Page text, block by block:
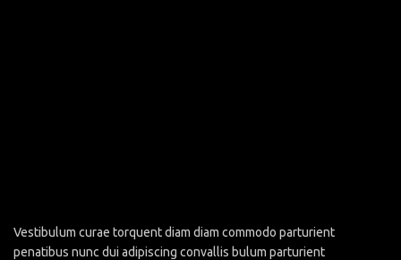
Vestibulum curae torquent diam diam commodo parturient
penatibus nunc dui adipiscing convallis bulum parturient